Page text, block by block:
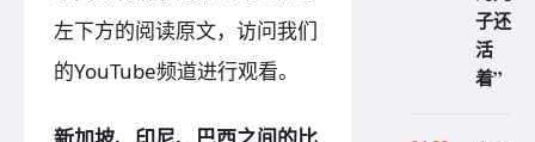
左下方的阅读原文，访问我们
的YouTube频道进行观看。
子还
活
着”